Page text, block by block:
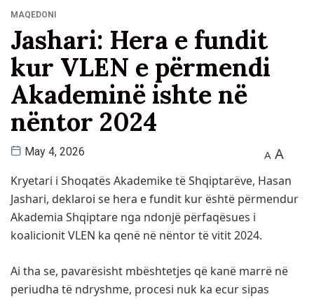
MAQEDONI
Jashari: Hera e fundit
kur VLEN e përmendi
Akademinë ishte në
nëntor 2024
May 4, 2026 A A
Kryetari i Shoqatës Akademike të Shqiptarëve, Hasan
Jashari, deklaroi se hera e fundit kur është përmendur
Akademia Shqiptare nga ndonjë përfaqësues i
koalicionit VLEN ka qenë në nëntor të vitit 2024.
Ai tha se, pavarësisht mbështetjes që kanë marrë në
periudha të ndryshme, procesi nuk ka ecur sipas